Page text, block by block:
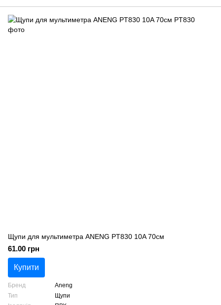
Щупи для мультиметра ANENG PT830 10A 70см
61.00 грн
Купити
Бренд
Aneng
Тип
Щупи